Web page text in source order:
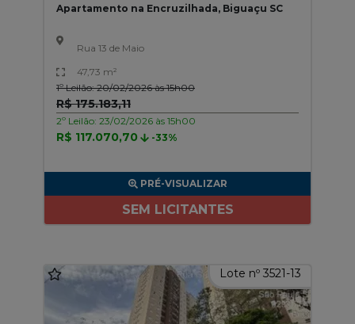
Apartamento na Encruzilhada, Biguaçu SC
Rua 13 de Maio
47,73 m²
1º Leilão: 20/02/2026 às 15h00
R$ 175.183,11
2º Leilão: 23/02/2026 às 15h00
R$ 117.070,70 -33%
PRÉ-VISUALIZAR
SEM LICITANTES
Lote nº 3521-13